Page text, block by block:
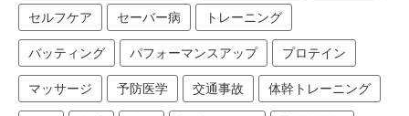
セルフケア セーバー病 トレーニング
バッティング パフォーマンスアップ プロテイン
マッサージ 予防医学 交通事故 体幹トレーニング